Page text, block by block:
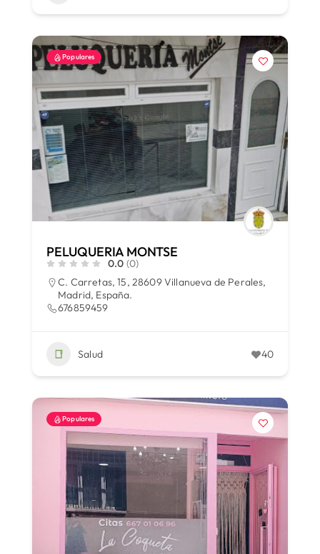
Populares
PELUQUERIA MONTSE
0.0 (0)
C. Carretas, 15, 28609 Villanueva de Perales,
Madrid, España.
676859459
Salud 40
Populares